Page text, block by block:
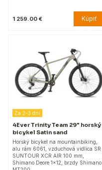
1 259.00 € Kúpiť
Za 2-3 dni
4Ever Trinity Team 29" horský
bicykel Satin sand
Horský bicykel na mountainbiking,
alu rám 6061, vzduchová vidlica SR
SUNTOUR XCR AIR 100 mm,
Shimano Deore 1x12, brzdy Shimano